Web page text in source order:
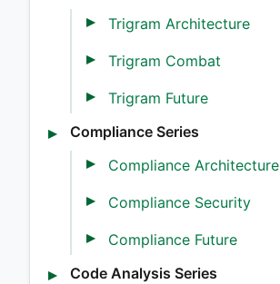
Trigram Architecture
Trigram Combat
Trigram Future
Compliance Series
Compliance Architecture
Compliance Security
Compliance Future
Code Analysis Series